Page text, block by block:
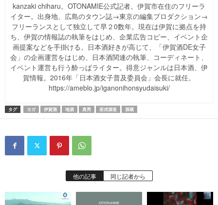
kanzaki chiharu。OTONAMIE公式記者。伊賀市在住のフリーラ
イター。出身地、広島のタウン誌→東京の編集プロダクション→
フリーランスとして独立して早２0数年。現在は伊賀に拠点を持
ち、伊賀の情報誌の執筆をはじめ、企業広告コピー、イベント企
画提案などを手掛ける。日本酒好きが高じて、「伊賀酒DE女子
会」の企画運営をはじめ、日本酒関連の執筆、コーディネート、
イベント運営も行う酔っぱライター。得意ジャンルは日本酒、伊
賀情報。2016年「日本酒女子普及委員会」会長に就任。
https://ameblo.jp/iganonihonsyudaisuki/
タグ ヨガ 伊賀酒 地酒 真秀 若戎酒造 酒蔵
他の記事 同じ記者から